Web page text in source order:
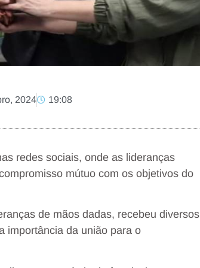
2024 19:08
redes sociais, onde as lideranças
mútuo com os objetivos do
de mãos dadas, recebeu diversos
importância da união para o